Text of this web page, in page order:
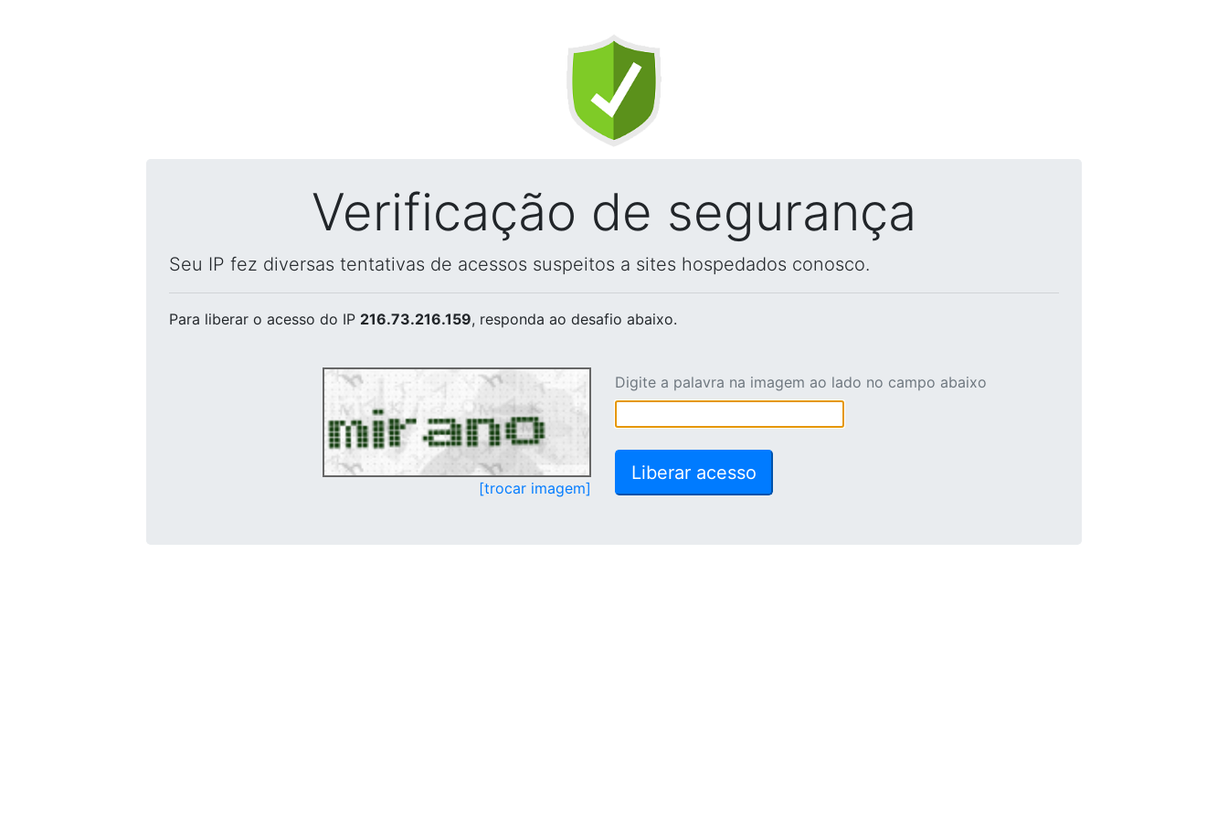
Verificação de segurança
Seu IP fez diversas tentativas de acessos suspeitos a sites hospedados conosco.
Para liberar o acesso do IP 216.73.216.159, responda ao desafio abaixo.
[trocar imagem]
Digite a palavra na imagem ao lado no campo abaixo